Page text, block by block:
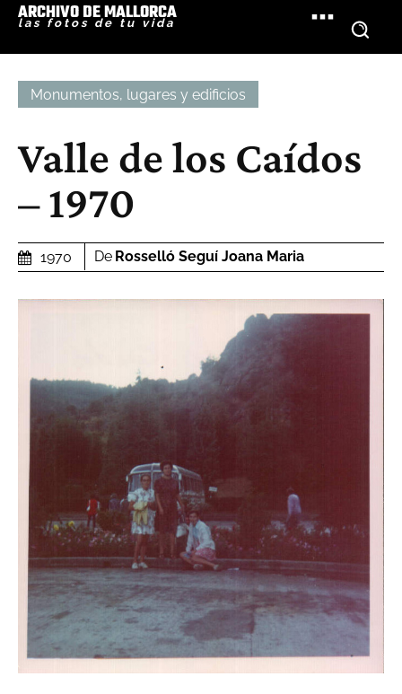
ARCHIVO DE MALLORCA
las fotos de tu vida
Monumentos, lugares y edificios
Valle de los Caídos
– 1970
1970 De Rosselló Seguí Joana Maria